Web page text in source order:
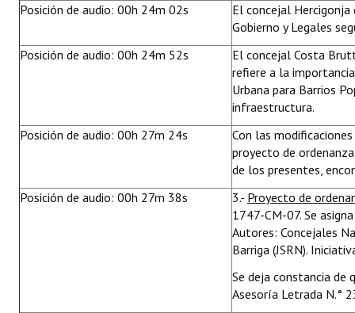
Posición de audio: 00h 24m 02s
El concejal
Gobierno y Legales
Posición de audio: 00h 24m 52s
El concejal Costa
refiere a la
Urbana para Barrios
infraestructura.
Posición de audio: 00h 27m 24s
Con las
proyecto de
de los presentes,
Posición de audio: 00h 27m 38s
3.- Proyecto de
1747-CM-07. Se
Autores: Concejales
Barriga (JSRN).
Se deja constancia de
Asesoría Letrada N.°